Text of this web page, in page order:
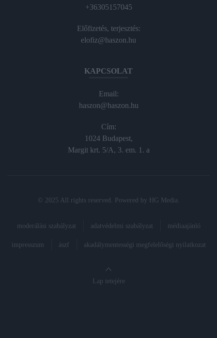
+36305157045
Előfizetés, terjesztés:
elofiz@haszon.hu
KAPCSOLAT
Email:
haszon@haszon.hu
Cím:
1024 Budapest,
Margit krt. 5/A, 3. em. 1. a
© 2025 All rights reserved. Powered by HG Media
moderálási szabályzat adatvédelmi szabályzat médiaajánló
impresszum ászf akadálymentességi megfelelőségi nyilatkozat
Lap tetejére